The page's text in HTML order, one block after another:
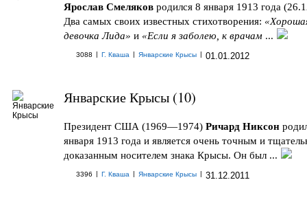
Ярослав Смеляков родился 8 января 1913 года
Два самых своих известных стихотворения:
девочка Лида» и «Если я заболею, к врачам ...
3088 | Г. Кваша | Январские Крысы | 01.01.2012
Январские Крысы (10)
Президент США (1969—1974) Ричард Никсон
января 1913 года и является очень точным и
доказанным носителем знака Крысы. Он был ...
3396 | Г. Кваша | Январские Крысы | 31.12.2011